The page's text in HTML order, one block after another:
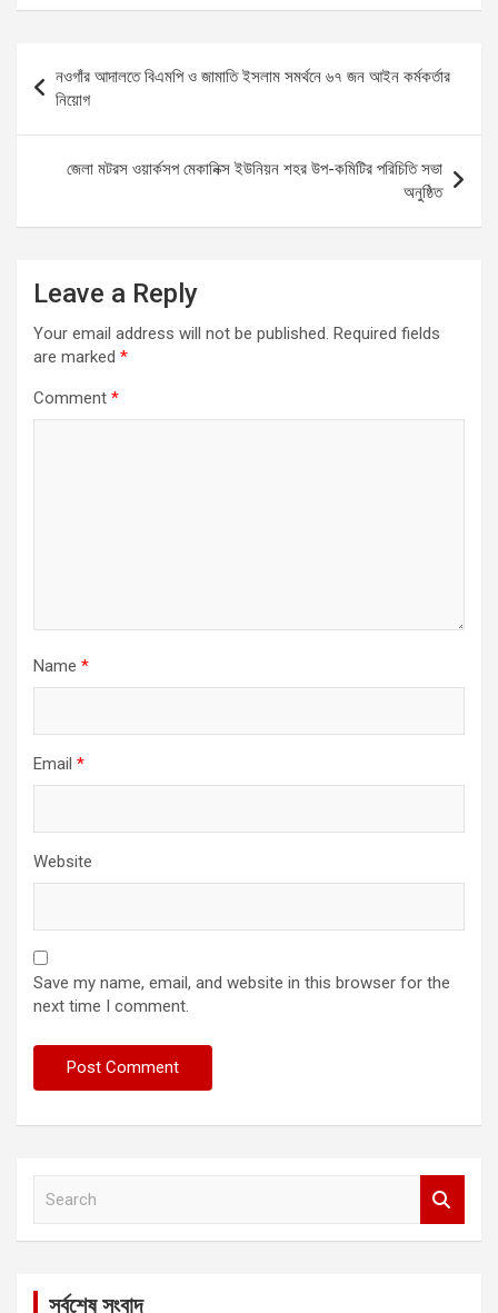
ce
b
o
o
k
ail at
s
A
p
p
se
g
er
ar
navigation
নওগাঁর আদালতে বিএমপি ও জামাতি ইসলাম সমর্থনে ৬৭ জন আইন কর্মকর্তার
নিয়োগ
জেলা মটরস ওয়ার্কসপ মেকানিক্স ইউনিয়ন শহর উপ-কমিটির পরিচিতি সভা
অনুষ্ঠিত
Leave a Reply
Your email address will not be published. Required fields
are marked *
Comment *
Name *
Email *
Website
Save my name, email, and website in this browser for the
next time I comment.
সর্বশেষ সংবাদ